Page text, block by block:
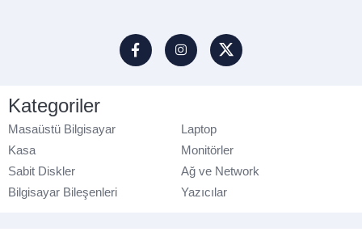
Kategoriler
Masaüstü Bilgisayar
Laptop
Kasa
Monitörler
Sabit Diskler
Ağ ve Network
Bilgisayar Bileşenleri
Yazıcılar